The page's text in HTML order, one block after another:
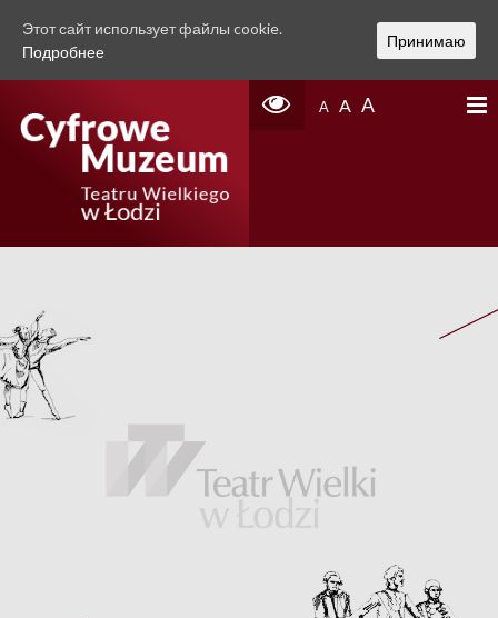
A A A
Этот сайт использует файлы cookie.
Подробнее
Принимаю